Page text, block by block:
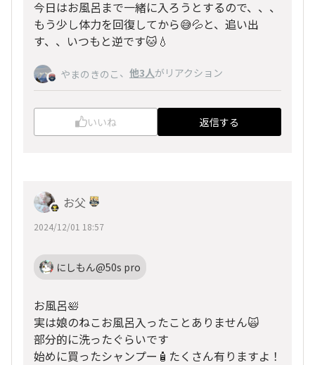
今日はお風呂まで一緒に入ろうとするので、、、
もう少し体力を回復してから😅💦と、追い出
す、、いつもと逆です🐱💧
やまのきのこ 、 他3人がリアクション
いいね 返信する
お父
2024/12/01 18:57
にしもん@50s pro
お風呂🛀
実は娘のねこお風呂入ったことありません🙀
部分的に洗ったぐらいです
始めに買ったシャンプー🧴たくさん有りますよ！